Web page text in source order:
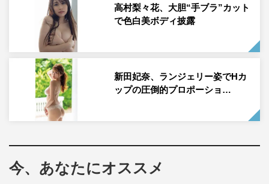
高村梨々花、大胆“手ブラ”カット
で色白美ボディ披露
新田妃奈、ランジェリー姿でHカ
ップの圧倒的プロポーショ…
今、あなたにオススメ